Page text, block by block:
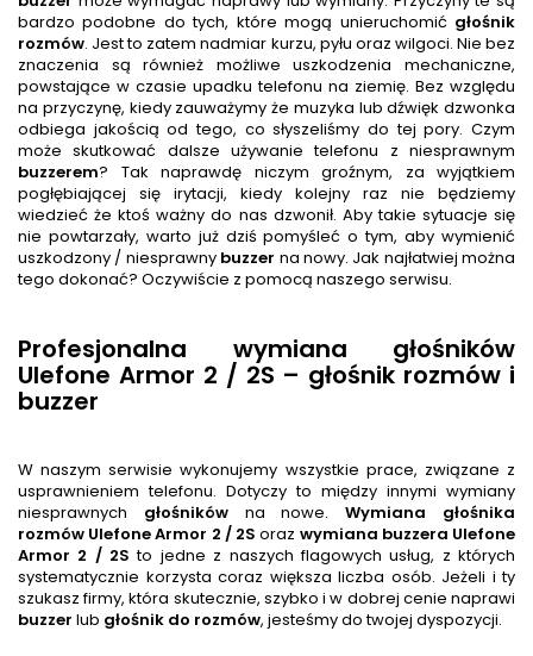
bardzo podobne do tych, które mogą unieruchomić głośnik
rozmów. Jest to zatem nadmiar kurzu, pyłu oraz wilgoci. Nie bez
znaczenia są również możliwe uszkodzenia mechaniczne,
powstające w czasie upadku telefonu na ziemię. Bez względu
na przyczynę, kiedy zauważymy że muzyka lub dźwięk dzwonka
odbiega jakością od tego, co słyszeliśmy do tej pory. Czym
może skutkować dalsze używanie telefonu z niesprawnym
buzzerem? Tak naprawdę niczym groźnym, za wyjątkiem
pogłębiającej się irytacji, kiedy kolejny raz nie będziemy
wiedzieć że ktoś ważny do nas dzwonił. Aby takie sytuacje się
nie powtarzały, warto już dziś pomyśleć o tym, aby wymienić
uszkodzony / niesprawny buzzer na nowy. Jak najłatwiej można
tego dokonać? Oczywiście z pomocą naszego serwisu.
Profesjonalna wymiana głośników
Ulefone Armor 2 / 2S – głośnik rozmów i
buzzer
W naszym serwisie wykonujemy wszystkie prace, związane z
usprawnieniem telefonu. Dotyczy to między innymi wymiany
niesprawnych głośnikówna nowe.Wymiana głośnika
rozmów Ulefone Armor 2 / 2S oraz wymiana buzzera Ulefone
Armor 2 / 2S to jedne z naszych flagowych usług, z których
systematycznie korzysta coraz większa liczba osób. Jeżeli i ty
szukasz firmy, która skutecznie, szybko i w dobrej cenie naprawi
buzzer lub głośnik do rozmów, jesteśmy do twojej dyspozycji.